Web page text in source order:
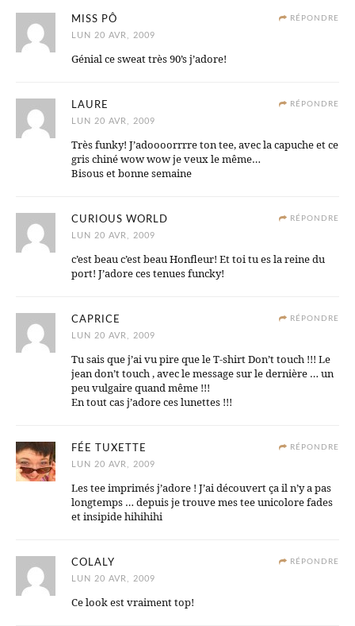
RÉPONDRE
MISS PÔ
LUN 20 AVR, 2009
Génial ce sweat très 90’s j’adore!
RÉPONDRE
LAURE
LUN 20 AVR, 2009
Très funky! J’adoooorrrre ton tee, avec la capuche et ce
gris chiné wow wow je veux le même…
Bisous et bonne semaine
RÉPONDRE
CURIOUS WORLD
LUN 20 AVR, 2009
c’est beau c’est beau Honfleur! Et toi tu es la reine du
port! J’adore ces tenues funcky!
RÉPONDRE
CAPRICE
LUN 20 AVR, 2009
Tu sais que j’ai vu pire que le T-shirt Don’t touch !!! Le
jean don’t touch , avec le message sur le dernière … un
peu vulgaire quand même !!!
En tout cas j’adore ces lunettes !!!
RÉPONDRE
FÉE TUXETTE
LUN 20 AVR, 2009
Les tee imprimés j’adore ! J’ai découvert ça il n’y a pas
longtemps … depuis je trouve mes tee unicolore fades
et insipide hihihihi
RÉPONDRE
COLALY
LUN 20 AVR, 2009
Ce look est vraiment top!